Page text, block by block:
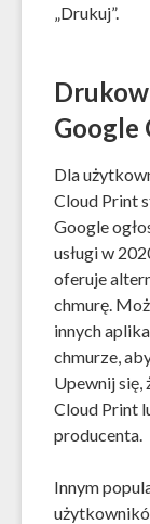
„Drukuj”.
Google
Dla
Cloud Print
Google
usługi w
oferuje
chmurę.
innych
chmurze,
Upewnij się,
Cloud Print
producenta.
Innym